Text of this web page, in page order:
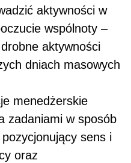
aktywności w
wspólnoty –
aktywności
dniach masowych
menedżerskie
zadaniami w sposób
sens i
oraz